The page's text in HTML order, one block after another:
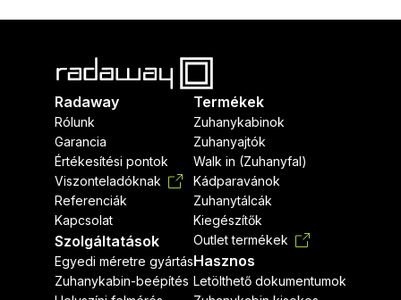
Radaway
Rólunk
Garancia
Értékesítési pontok
Viszonteladóknak
Referenciák
Kapcsolat
Szolgáltatások
Egyedi méretre gyártás
Zuhanykabin-beépítés
Termékek
Zuhanykabinok
Zuhanyajtók
Walk in (Zuhanyfal)
Kádparavánok
Zuhanytálcák
Kiegészítők
Outlet termékek
Hasznos
Letölthető dokumentumok